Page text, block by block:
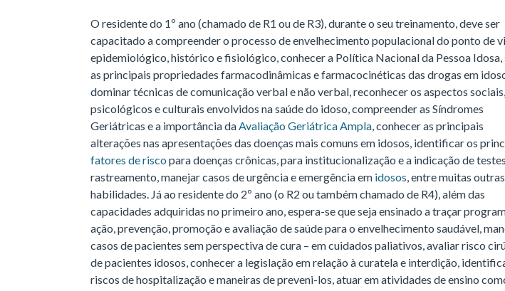
O residente do 1º ano (chamado de R1 ou de R3), durante o seu treinamento, deve ser
capacitado a compreender o processo de envelhecimento populacional do ponto de
epidemiológico, histórico e fisiológico, conhecer a Política Nacional da Pessoa Idosa,
as principais propriedades farmacodinâmicas e farmacocinéticas das drogas em
dominar técnicas de comunicação verbal e não verbal, reconhecer os aspectos sociais,
psicológicos e culturais envolvidos na saúde do idoso, compreender as Síndromes
Geriátricas e a importância daAvaliação Geriátrica Ampla, conhecer as principais
alterações nas apresentações das doenças mais comuns em idosos, identificar os
fatores de risco para doenças crônicas, para institucionalização e a indicação de
rastreamento, manejar casos de urgência e emergência em idosos, entre muitas outras
habilidades. Já ao residente do 2º ano (o R2 ou também chamado de R4), além das
capacidades adquiridas no primeiro ano, espera-se que seja ensinado a traçar
ação, prevenção, promoção e avaliação de saúde para o envelhecimento saudável,
casos de pacientes sem perspectiva de cura – em cuidados paliativos, avaliar risco
de pacientes idosos, conhecer a legislação em relação à curatela e interdição,
riscos de hospitalização e maneiras de preveni-los, atuar em atividades de ensino